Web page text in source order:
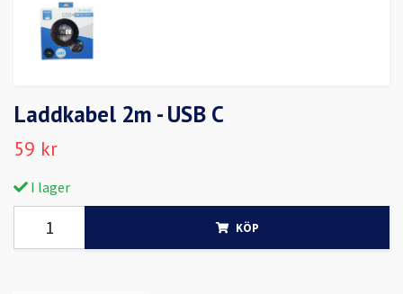
Laddkabel 2m - USB C
59 kr
I lager
KÖP